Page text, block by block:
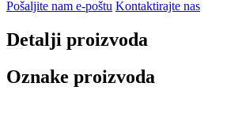
Pošaljite nam e-poštu Kontaktirajte nas
Detalji proizvoda
Oznake proizvoda